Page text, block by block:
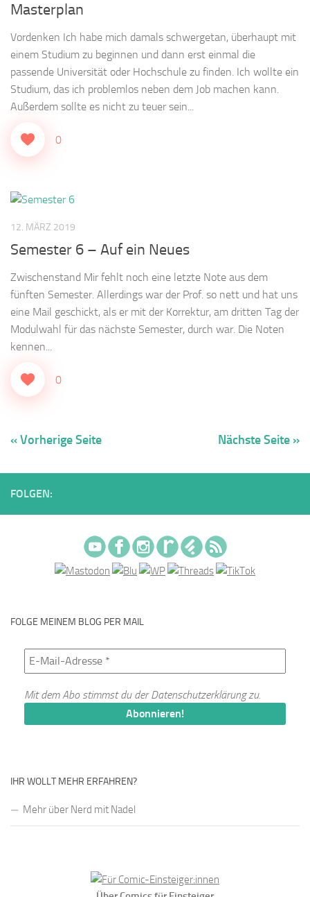
Masterplan
Vordenken Ich habe mich damals schwergetan, überhaupt mit
einem Studium zu beginnen und dann erst einmal die
passende Universität oder Hochschule zu finden. Ich wollte ein
Studium, das ich problemlos neben dem Job machen kann.
Außerdem sollte es nicht zu teuer sein...
0
12. MÄRZ 2019
Semester 6 – Auf ein Neues
Zwischenstand Mir fehlt noch eine letzte Note aus dem
fünften Semester. Allerdings war der Prof. so nett und hat uns
eine Mail geschickt, als er mit der Korrektur, am dritten Tag der
Modulwahl für das nächste Semester, durch war. Die Noten
kennen...
0
« Vorherige Seite Nächste Seite »
FOLGEN:
FOLGE MEINEM BLOG PER MAIL
Mit dem Abo stimmst du derDatenschutzerklärungzu.
IHR WOLLT MEHR ERFAHREN?
Mehr über Nerd mit Nadel